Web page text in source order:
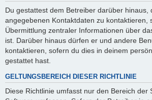
Du gestattest dem Betreiber darüber hinaus,
angegebenen Kontaktdaten zu kontaktieren,
Übermittlung zentraler Informationen über
ist. Darüber hinaus dürfen er und andere
kontaktieren, sofern du dies in deinem
gestattet hast.
GELTUNGSBEREICH DIESER RICHTLINIE
Diese Richtlinie umfasst nur den Bereich der